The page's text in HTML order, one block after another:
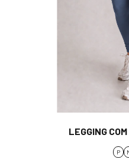
LEGGING
P